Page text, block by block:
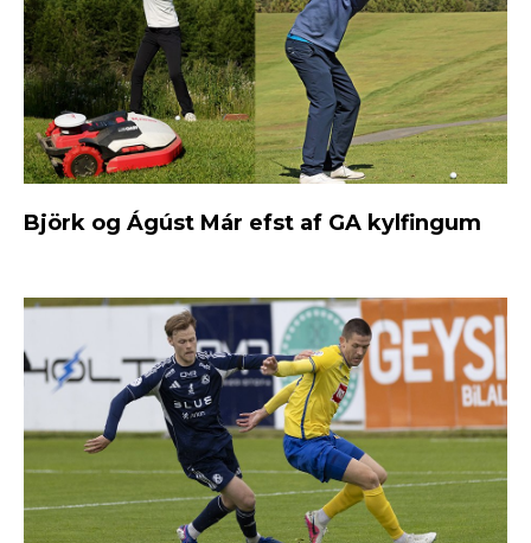
Björk og Ágúst Már efst af GA kylfingum